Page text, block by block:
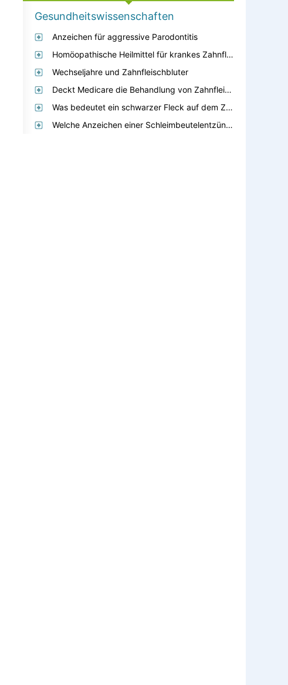
Gesundheitswissenschaften
Anzeichen für aggressive Parodontitis
Homöopathische Heilmittel für krankes Zahnfleisch
Wechseljahre und Zahnfleischbluter
Deckt Medicare die Behandlung von Zahnfleischerkrankungen durch einen Parodontologen ab?
Was bedeutet ein schwarzer Fleck auf dem Zahnfleisch, wenn er plötzlich auftritt?
Welche Anzeichen einer Schleimbeutelentzündung können im Röntgenbild erkennbar sein?